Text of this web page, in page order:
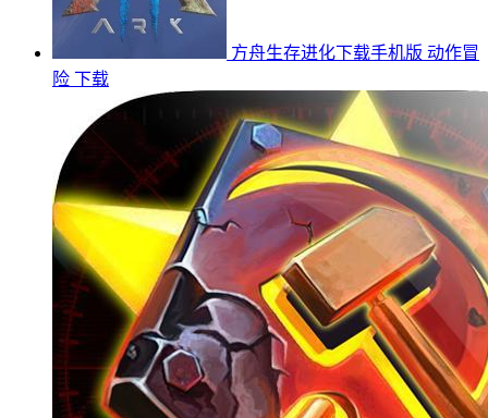
方舟生存进化下载手机版 动作冒
险 下载